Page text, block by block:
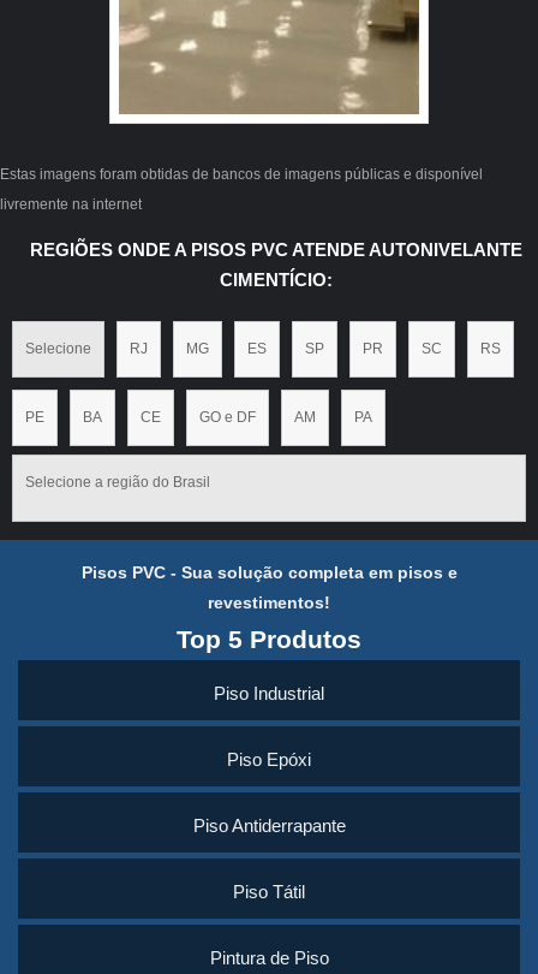
Estas imagens foram obtidas de bancos de imagens públicas e disponível
livremente na internet
REGIÕES ONDE A PISOS PVC ATENDE AUTONIVELANTE
CIMENTÍCIO:
Selecione RJ MG ES SP PR SC RS
PE BA CE GO e DF AM PA
Selecione a região do Brasil
Pisos PVC - Sua solução completa em pisos e
revestimentos!
Top 5 Produtos
Piso Industrial
Piso Epóxi
Piso Antiderrapante
Piso Tátil
Pintura de Piso